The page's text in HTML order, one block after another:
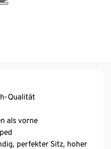
Qualität
als vorne
perfekter Sitz, hoher